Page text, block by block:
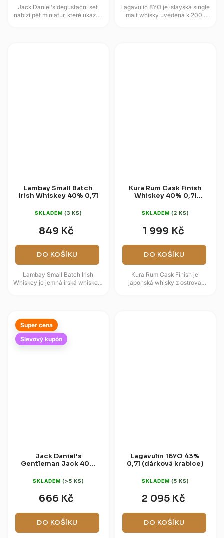
Jack Daniel's degustační set
nabízí pět miniatur, které ukazují
Lagavulin 8YO je islayská single
malt whisky uvedená k 200.
Lambay Small Batch
Irish Whiskey 40% 0,7l
SKLADEM (3 KS)
849 Kč
DO KOŠÍKU
Lambay Small Batch Irish
Whiskey je jemná irská whiskey,
Kura Rum Cask Finish
Whiskey 40% 0,7l
SKLADEM (2 KS)
1 999 Kč
DO KOŠÍKU
Kura Rum Cask Finish je
japonská whisky z ostrova
Super cena
Slevový kupón
Jack Daniel's
Gentleman Jack 40%
SKLADEM (>5 KS)
666 Kč
DO KOŠÍKU
Lagavulin 16YO 43%
0,7l (dárková krabice)
SKLADEM (5 KS)
2 095 Kč
DO KOŠÍKU